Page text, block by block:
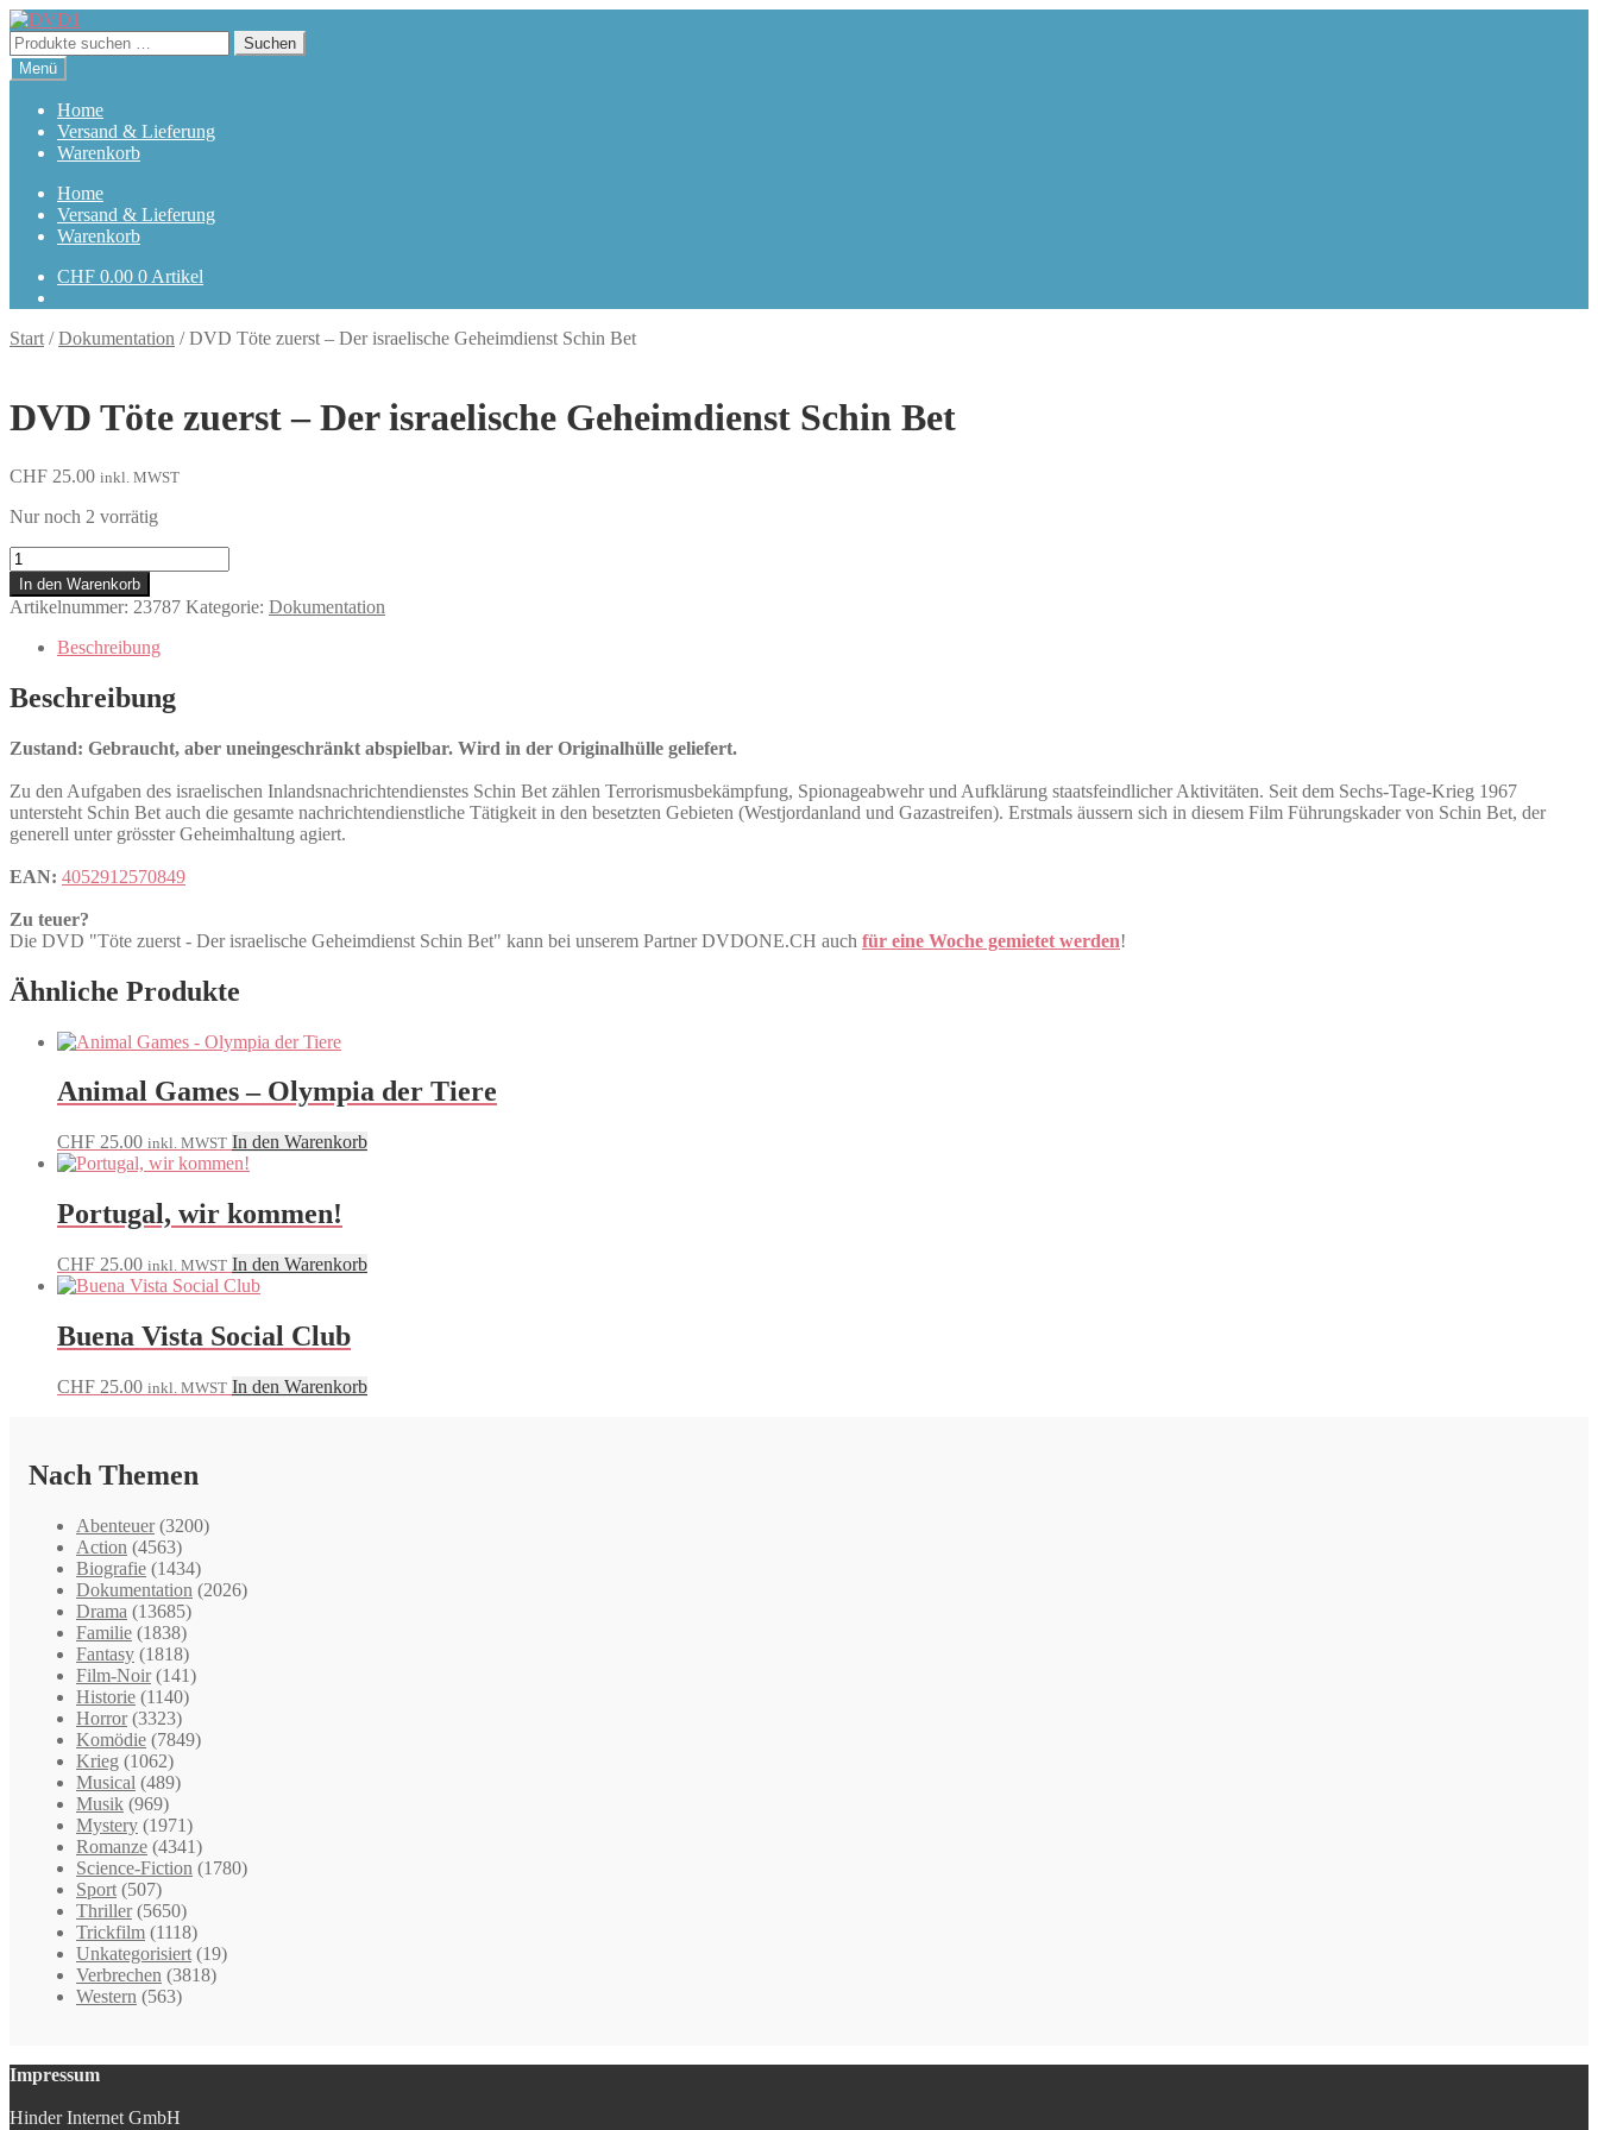
Zur
Navigation
springen
Zum
Inhalt
springen
Suchen
nach:
Suchen
Menü
Home
Versand & Lieferung
Warenkorb
Home
Versand & Lieferung
Warenkorb
CHF 0.00 0 Artikel
Start /Dokumentation /DVD Töte zuerst – Der israelische Geheimdienst Schin Bet
DVD Töte zuerst – Der israelische Geheimdienst Schin Bet
CHF 25.00 inkl. MWST
Nur noch 2 vorrätig
Töte
zuerst
-
Der
israelische
Geheimdienst
Schin
Bet
In den Warenkorb
Artikelnummer: 23787 Kategorie: Dokumentation
Beschreibung
Beschreibung
Zustand: Gebraucht, aber uneingeschränkt abspielbar. Wird in der Originalhülle geliefert.
Zu den Aufgaben des israelischen Inlandsnachrichtendienstes Schin Bet zählen Terrorismusbekämpfung, Spionageabwehr und Aufklärung staatsfeindlicher Aktivitäten. Seit dem Sechs-Tage-Krieg 1967
untersteht Schin Bet auch die gesamte nachrichtendienstliche Tätigkeit in den besetzten Gebieten (Westjordanland und Gazastreifen). Erstmals äussern sich in diesem Film Führungskader von Schin Bet, der
generell unter grösster Geheimhaltung agiert.
EAN: 4052912570849
Zu teuer?
Die DVD "Töte zuerst - Der israelische Geheimdienst Schin Bet" kann bei unserem Partner DVDONE.CH auch für eine Woche gemietet werden!
Ähnliche Produkte
Animal Games – Olympia der Tiere
CHF 25.00 inkl. MWST In den Warenkorb
Portugal, wir kommen!
CHF 25.00 inkl. MWST In den Warenkorb
Buena Vista Social Club
CHF 25.00 inkl. MWST In den Warenkorb
Nach Themen
Abenteuer (3200)
Action (4563)
Biografie (1434)
Dokumentation (2026)
Drama (13685)
Familie (1838)
Fantasy (1818)
Film-Noir (141)
Historie (1140)
Horror (3323)
Komödie (7849)
Krieg (1062)
Musical (489)
Musik (969)
Mystery (1971)
Romanze (4341)
Science-Fiction (1780)
Sport (507)
Thriller (5650)
Trickfilm (1118)
Unkategorisiert (19)
Verbrechen (3818)
Western (563)
Impressum
Hinder Internet GmbH